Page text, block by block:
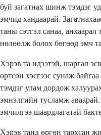
буй загатнах шинж тэмдэг
эмчид хандаарай.
таны сэтгэл санаа,
нөлөөлж болох бөгөөд эмч
Хэрэв та идээтэй, шаргал
өртсөн хэсгээс сунаж
тэмдэг улам дордож
эмнэлгийн тусламж
эмчилгээ шаардлагатай
Хэрэв танд өргөн тархсан